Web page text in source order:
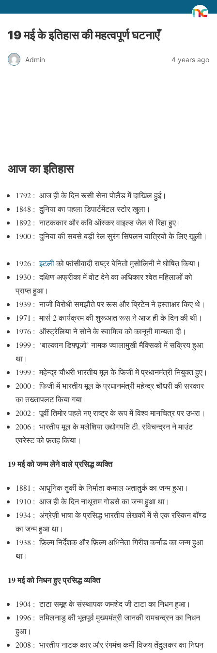
19 मई के इतिहास की महत्वपूर्ण घटनाएँ
Admin 4 years ago
आज का इतिहास
1792 : आज ही के दिन रूसी सेना पोलैंड में दाखिल हुई।
1848 : दुनिया का पहला डिपार्टमेंटल स्टोर खुला।
1892 : नाटककार और कवि ऑस्कर वाइल्ड जेल से रिहा हुए।
1900 : दुनिया की सबसे बड़ी रेल सुरंग सिंपलन यात्रियों के लिए खुली।
1926 :इटलीको फांसीवादी राष्ट्र बेनितो मुसोलिनी ने घोषित किया।
1930 : दक्षिण अफ्रीका में वोट देने का अधिकार श्वेत महिलाओं को
प्राप्त हुआ।
1939 : नाजी विरोधी समझौते पर रूस और ब्रिटेन ने हस्ताक्षर किए थे।
1971 : मार्स-2 कार्यक्रम की शुरूआत रूस ने आज ही के दिन की थी।
1976 : ऑस्ट्रेलिया ने सोने के स्वामित्व को कानूनी मान्यता दी।
1999 : ‘बाल्कान डिफ़्यूजो’ नामक ज्वालामुखी मैक्सिको में सक्रिय हुआ
था।
1999 : महेन्द्र चौधरी भारतीय मूल के फिजी में प्रधानमंत्री नियुक्त हुए।
2000 : फिजी में भारतीय मूल के प्रधानमंत्री महेन्द्र चौधरी की सरकार
का तख्तापलट किया गया।
2002 : पूर्वी तिमोर पहले नए राष्ट्र के रूप में विश्व मानचित्र पर उभरा।
2006 : भारतीय मूल के मलेशिया उद्योगपति टी. रविचन्द्रन ने माउंट
एवरेस्ट को फ़तह किया।
19 मई को जन्म लेने वाले प्रसिद्ध व्यक्ति
1881 : आधुनिक तुर्की के निर्माता कमाल अतातुर्क का जन्म हुआ।
1910 : आज ही के दिन नाथूराम गोडसे का जन्‍म हुआ था।
1934 : अंग्रेज़ी भाषा के प्रसिद्ध भारतीय लेखकों में से एक रस्किन बॉण्ड
का जन्म हुआ था।
1938 : फ़िल्म निर्देशक और फ़िल्म अभिनेता गिरीश कर्नाड का जन्म हुआ
था।
19 मई को निधन हुए प्रसिद्ध व्यक्ति
1904 : टाटा समूह के संस्थापक जमशेद जी टाटा का निधन हुआ।
1996 : तमिलनाडु की भूतपूर्व मुख्यमंत्री जानकी रामचन्द्रन का निधन
हुआ।
2008 : भारतीय नाटक कार और रंगमंच कर्मी विजय तेंदुलकर का निधन